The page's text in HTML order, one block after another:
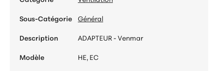
Sous-Catégorie Général
Description
ADAPTEUR - Venmar
Modèle
HE, EC